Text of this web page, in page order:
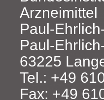
Arzneimittel
Paul-
Paul-
63225
Tel.: +49
Fax: +49